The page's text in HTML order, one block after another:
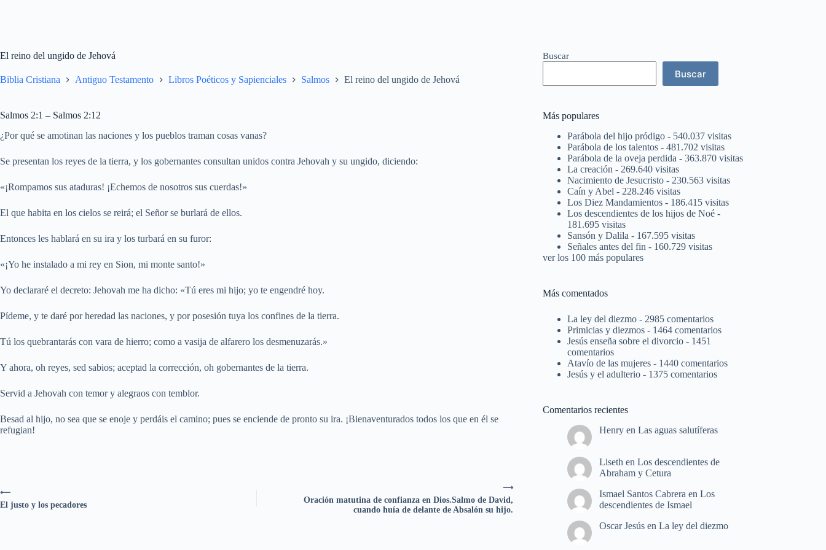
El reino del ungido de Jehová
Biblia Cristiana Antiguo Testamento Libros Poéticos y Sapienciales Salmos El reino del ungido de Jehová
Salmos 2:1 – Salmos 2:12
¿Por qué se amotinan las naciones y los pueblos traman cosas vanas?
Se presentan los reyes de la tierra, y los gobernantes consultan unidos contra Jehovah y su ungido, diciendo:
«¡Rompamos sus ataduras! ¡Echemos de nosotros sus cuerdas!»
El que habita en los cielos se reirá; el Señor se burlará de ellos.
Entonces les hablará en su ira y los turbará en su furor:
«¡Yo he instalado a mi rey en Sion, mi monte santo!»
Yo declararé el decreto: Jehovah me ha dicho: «Tú eres mi hijo; yo te engendré hoy.
Pídeme, y te daré por heredad las naciones, y por posesión tuya los confines de la tierra.
Tú los quebrantarás con vara de hierro; como a vasija de alfarero los desmenuzarás.»
Y ahora, oh reyes, sed sabios; aceptad la corrección, oh gobernantes de la tierra.
Servid a Jehovah con temor y alegraos con temblor.
Besad al hijo, no sea que se enoje y perdáis el camino; pues se enciende de pronto su ira. ¡Bienaventurados todos los que en él se
refugian!
⟶
Oración matutina de confianza en Dios.Salmo de David,
cuando huía de delante de Absalón su hijo.
⟵
El justo y los pecadores
Buscar
Buscar
Más populares
Parábola del hijo pródigo - 540.037 visitas
Parábola de los talentos - 481.702 visitas
Parábola de la oveja perdida - 363.870 visitas
La creación - 269.640 visitas
Nacimiento de Jesucristo - 230.563 visitas
Caín y Abel - 228.246 visitas
Los Diez Mandamientos - 186.415 visitas
Los descendientes de los hijos de Noé -
181.695 visitas
Sansón y Dalila - 167.595 visitas
Señales antes del fin - 160.729 visitas
ver los 100 más populares
Más comentados
La ley del diezmo - 2985 comentarios
Primicias y diezmos - 1464 comentarios
Jesús enseña sobre el divorcio - 1451
comentarios
Atavío de las mujeres - 1440 comentarios
Jesús y el adulterio - 1375 comentarios
Comentarios recientes
Henry enLas aguas salutíferas
Liseth enLos descendientes de
Abraham y Cetura
Ismael Santos Cabrera enLos
descendientes de Ismael
Oscar Jesús enLa ley del diezmo